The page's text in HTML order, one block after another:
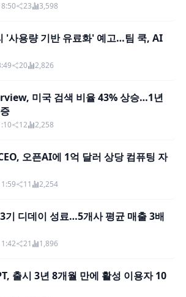
23 3,598
'사용량 기반 유료화' 예고…팀 쿡, AI
20 2,826
미국 검색 비율 43% 상승…1년
12 2,258
오픈AI에 1억 달러 상당 컴퓨팅 자
11 2,254
기 디데이 성료…5개사 평균 매출 3배
21 1,896
출시 3년 8개월 만에 활성 이용자 10